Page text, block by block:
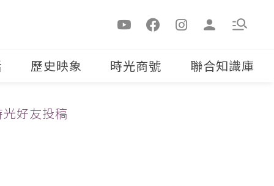
歷史映象 時光商號 聯合知識庫
光好友投稿